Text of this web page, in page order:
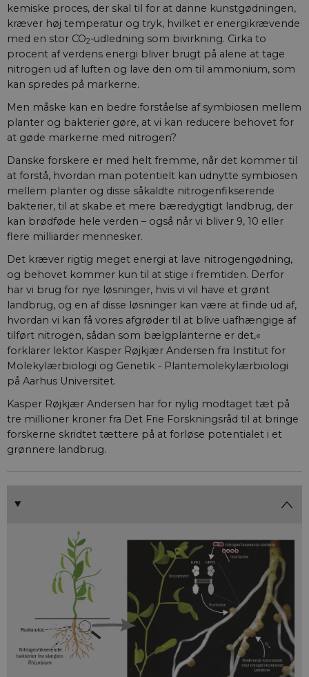
kemiske proces, der skal til for at danne kunstgødningen,
kræver høj temperatur og tryk, hvilket er energikrævende
med en stor CO2-udledning som bivirkning. Cirka to
procent af verdens energi bliver brugt på alene at tage
nitrogen ud af luften og lave den om til ammonium, som
kan spredes på markerne.
Men måske kan en bedre forståelse af symbiosen mellem
planter og bakterier gøre, at vi kan reducere behovet for
at gøde markerne med nitrogen?
Danske forskere er med helt fremme, når det kommer til
at forstå, hvordan man potentielt kan udnytte symbiosen
mellem planter og disse såkaldte nitrogenfikserende
bakte­rier, til at skabe et mere bæredygtigt landbrug, der
kan brødføde hele verden – også når vi bliver 9, 10 eller
flere milliarder mennesker.
Det kræver rigtig meget energi at lave nitrogengødning,
og behovet kommer kun til at stige i fremtiden. Derfor
har vi brug for nye løsninger, hvis vi vil have et grønt
landbrug, og en af disse løsninger kan være at finde ud af,
hvordan vi kan få vores afgrøder til at blive uafhængige af
tilført nitrogen, sådan som bælgplanterne er det,«
forklarer lektor Kasper Røjkjær Andersen fra Institut for
Molekylærbiologi og Genetik - Plantemolekylærbiologi
på Aarhus Universitet.
Kasper Røjkjær Andersen har for nylig modtaget tæt på
tre millioner kroner fra Det Frie Forskningsråd til at bringe
forskerne skridtet tættere på at forløse potentialet i et
grønnere landbrug.